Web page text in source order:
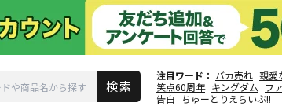
注目ワード バカ売れ 親愛
笑点60周年 キングダム フ
告白 ちゅーとりえらいぶ!!